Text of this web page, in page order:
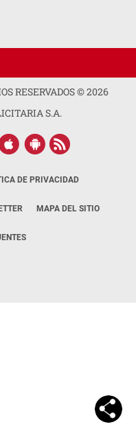
RESERVADOS ©2026
S.A.
DE PRIVACIDAD
MAPA DEL SITIO